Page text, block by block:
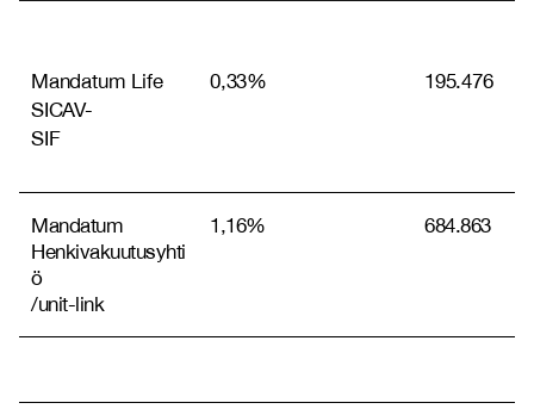
Mandatum Life
SICAV-
SIF
0,33% 195.476
Mandatum
Henkivakuutusyhti
ö
/unit-link
1,16% 684.863